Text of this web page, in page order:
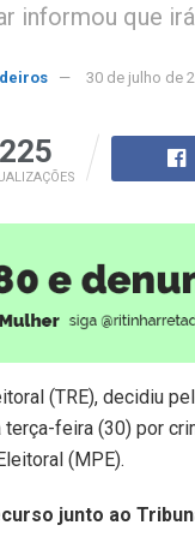
informou que
30 de julho de
225
(TRE), decidiu
feira (30) por
(MPE).
junto ao